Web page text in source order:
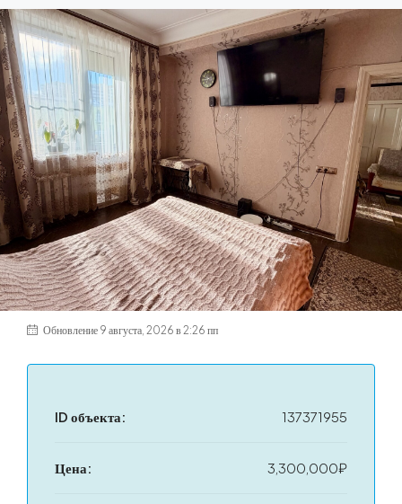
ПРОДАЖА
комната в 4 ком. квартире, 33.2м², этаж
4/5
Ступино, Победы проспект, 22
3,300,000₽
Детали
Обновление 9 августа, 2026 в 2:26 пп
ID объекта: 137371955
Цена: 3,300,000₽